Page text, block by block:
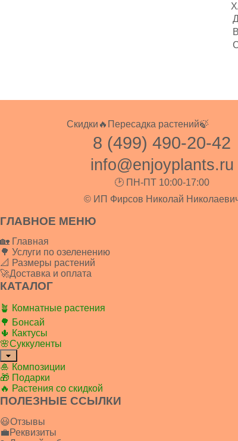
Скидки🔥 Пересадка растений🍃
8 (499) 490-20-42
info@enjoyplants.ru
🕑 ПН-ПТ 10:00-17:00
© ИП Фирсов Николай
ГЛАВНОЕ МЕНЮ
🏡 Главная
🌳 Услуги по озеленению
📐 Размеры растений
🚀Доставка и оплата
КАТАЛОГ
🪴 Комнатные растения
🌳 Бонсай
🌵 Кактусы
🌸Суккуленты
🎍 Композиции
🎁 Подарки
🔥 Растения со скидкой
ПОЛЕЗНЫЕ ССЫЛКИ
😃Отзывы
💼Реквизиты